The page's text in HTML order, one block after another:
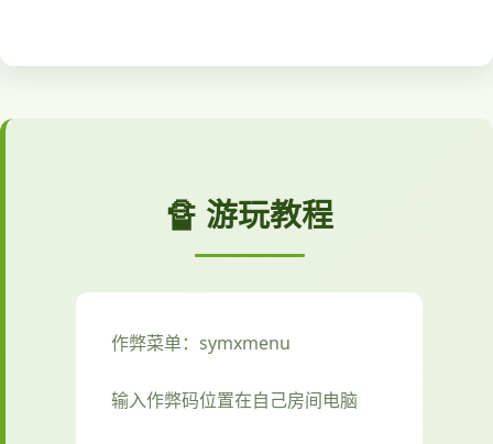
🔏 游玩教程
作弊菜单：symxmenu
输入作弊码位置在自己房间电脑